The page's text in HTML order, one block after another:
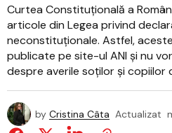
Curtea Constituțională a
articole din Legea privind
neconstituționale. Astfel,
publicate pe site-ul ANI și nu
despre averile soților și copiilor
by Cristina Câta Actualizat